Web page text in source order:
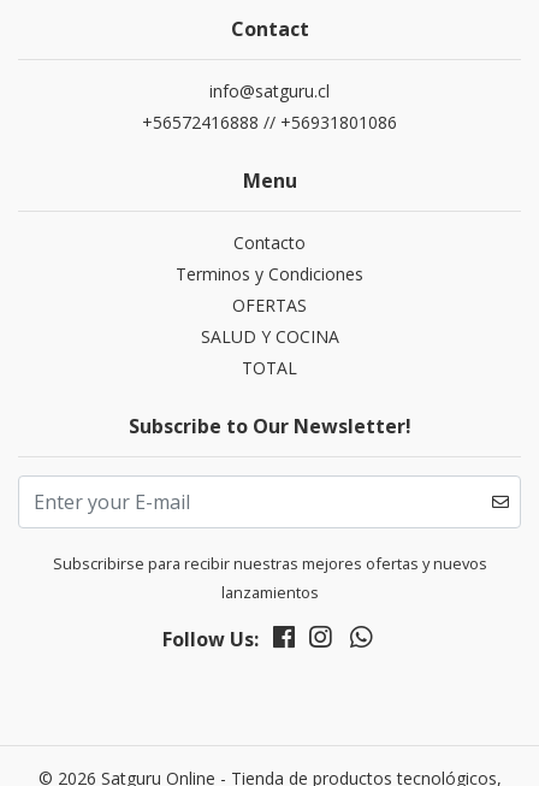
Contact
info@satguru.cl
+56572416888 // +56931801086
Menu
Contacto
Terminos y Condiciones
OFERTAS
SALUD Y COCINA
TOTAL
Subscribe to Our Newsletter!
Subscribirse para recibir nuestras mejores ofertas y nuevos
lanzamientos
Follow Us:
© 2026 Satguru Online - Tienda de productos tecnológicos,